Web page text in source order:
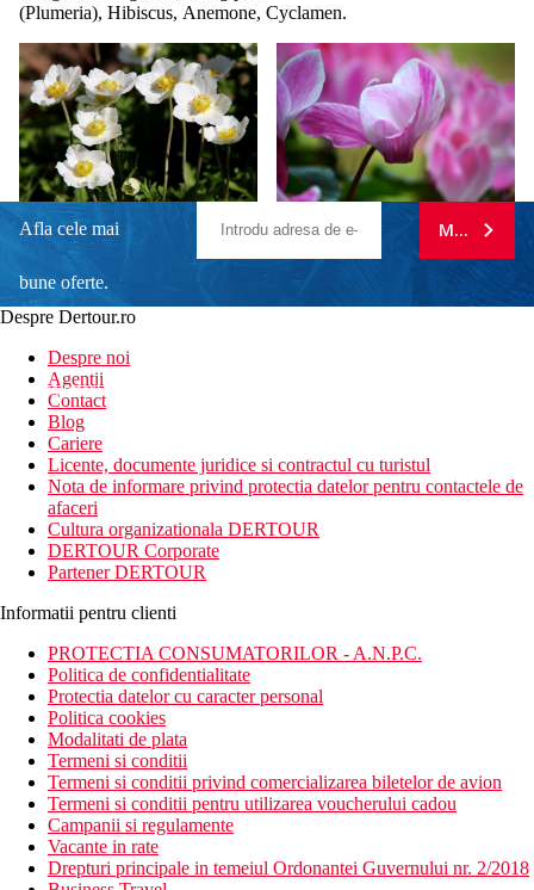
(Plumeria), Hibiscus, Anemone, Cyclamen.
Afla cele mai
bune oferte.
newsletter!
MA
Despre Dertour.ro
Despre noi
Agentii
Contact
Blog
Cariere
Licente, documente juridice si contractul cu turistul
Nota de informare privind protectia datelor pentru contactele de
afaceri
Cultura organizationala DERTOUR
DERTOUR Corporate
Partener DERTOUR
Informatii pentru clienti
PROTECTIA CONSUMATORILOR - A.N.P.C.
Politica de confidentialitate
Protectia datelor cu caracter personal
Politica cookies
Modalitati de plata
Termeni si conditii
Termeni si conditii privind comercializarea biletelor de avion
Termeni si conditii pentru utilizarea voucherului cadou
Campanii si regulamente
Vacante in rate
Drepturi principale in temeiul Ordonantei Guvernului nr. 2/2018